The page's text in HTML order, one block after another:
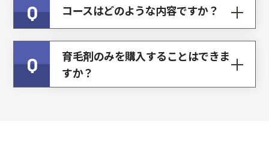
Q コースはどのような内容ですか？
Q
育毛剤のみを購入することはできま
すか？